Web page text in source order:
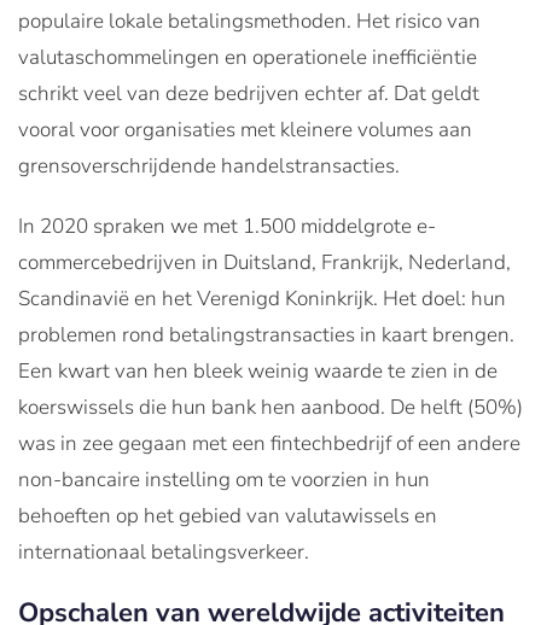
populaire lokale betalingsmethoden. Het risico van
valutaschommelingen en operationele inefficiëntie
schrikt veel van deze bedrijven echter af. Dat geldt
vooral voor organisaties met kleinere volumes aan
grensoverschrijdende handelstransacties.
In 2020 spraken we met 1.500 middelgrote e-
commercebedrijven in Duitsland, Frankrijk, Nederland,
Scandinavië en het Verenigd Koninkrijk. Het doel: hun
problemen rond betalingstransacties in kaart brengen.
Een kwart van hen bleek weinig waarde te zien in de
koerswissels die hun bank hen aanbood. De helft (50%)
was in zee gegaan met een fintechbedrijf of een andere
non-bancaire instelling om te voorzien in hun
behoeften op het gebied van valutawissels en
internationaal betalingsverkeer.
Opschalen van wereldwijde activiteiten